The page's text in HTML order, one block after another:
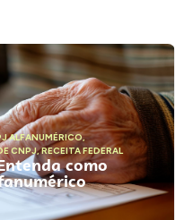
ALFANUMÉRICO,
CNPJ,RECEITA FEDERAL
como